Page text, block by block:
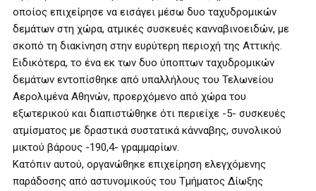
οποίος επιχείρησε να εισάγει μέσω δυο ταχυδρομικών
δεμάτων στη χώρα, ατμικές συσκευές κανναβινοειδών, με
σκοπό τη διακίνηση στην ευρύτερη περιοχή της Αττικής.
Ειδικότερα, το ένα εκ των δυο ύποπτων ταχυδρομικών
δεμάτων εντοπίσθηκε από υπαλλήλους του Τελωνείου
Αερολιμένα Αθηνών, προερχόμενο από χώρα του
εξωτερικού και διαπιστώθηκε ότι περιείχε -5- συσκευές
ατμίσματος με δραστικά συστατικά κάνναβης, συνολικού
μικτού βάρους -190,4- γραμμαρίων.
Κατόπιν αυτού, οργανώθηκε επιχείρηση ελεγχόμενης
παράδοσης από αστυνομικούς του Τμήματος Δίωξης